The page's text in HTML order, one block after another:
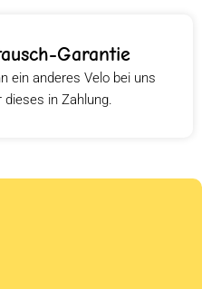
Garantie
ein anderes Velo bei uns
dieses in Zahlung.